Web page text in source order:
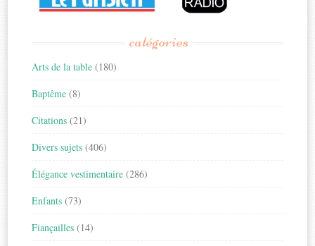
catégories
Arts de la table (180)
Baptême (8)
Citations (21)
Divers sujets (406)
Élégance vestimentaire (286)
Enfants (73)
Fiançailles (14)